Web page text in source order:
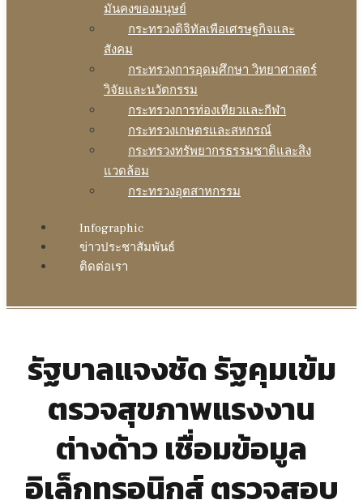
มันคงของมนุษย์
กระทรวงดิจิทัลเพือเศรษฐกิจและ
สังคม
กระทรวงการอุดมศึกษา วิทยาศาสตร์
วิจัยและนวัตกรรม
กระทรวงการท่องเทียวและกีฬา
กระทรวงเกษตรและสหกรณ์
กระทรวงทรัพยากรธรรมชาติและสิง
แวดล้อม
กระทรวงอุตสาหกรรม
Infographic
ข่าวประชาสัมพันธ์
ติดต่อเรา
รัฐบาลแจงชัด รัฐคุมเข้ม
ตรวจสุขภาพแรงงาน
ต่างด้าว เชื่อมข้อมูล
อิเล็กทรอนิกส์ ตรวจสอบ